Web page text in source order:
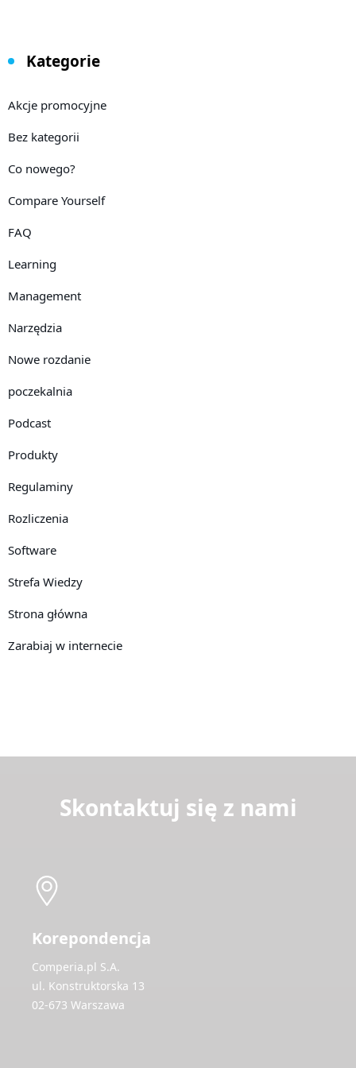
Kategorie
Akcje promocyjne
Bez kategorii
Co nowego?
Compare Yourself
FAQ
Learning
Management
Narzędzia
Nowe rozdanie
poczekalnia
Podcast
Produkty
Regulaminy
Rozliczenia
Software
Strefa Wiedzy
Strona główna
Zarabiaj w internecie
Skontaktuj się z nami
Korepondencja
Comperia.pl S.A.
ul. Konstruktorska 13
02-673 Warszawa